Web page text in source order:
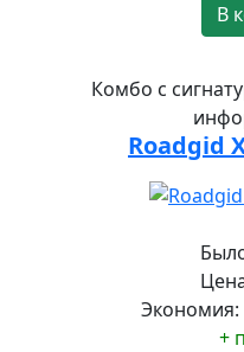
В
Комбо с
Roadgid
Экономия:
+